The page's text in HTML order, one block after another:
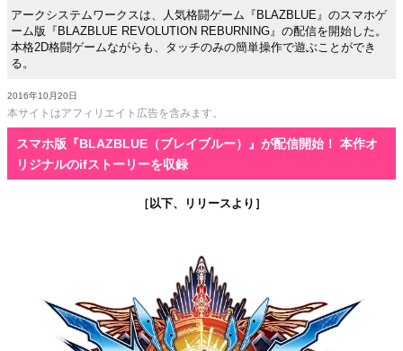
アークシステムワークスは、人気格闘ゲーム『BLAZBLUE』のスマホゲ
ーム版『BLAZBLUE REVOLUTION REBURNING』の配信を開始した。
本格2D格闘ゲームながらも、タッチのみの簡単操作で遊ぶことができ
る。
2016年10月20日
本サイトはアフィリエイト広告を含みます。
スマホ版『BLAZBLUE（ブレイブルー）』が配信開始！ 本作オ
リジナルのifストーリーを収録
［以下、リリースより］